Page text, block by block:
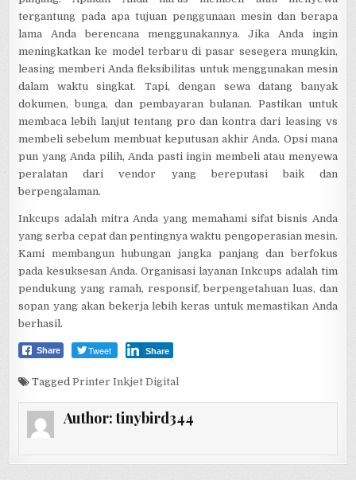
tergantung pada apa tujuan penggunaan mesin dan berapa
lama Anda berencana menggunakannya. Jika Anda ingin
meningkatkan ke model terbaru di pasar sesegera mungkin,
leasing memberi Anda fleksibilitas untuk menggunakan mesin
dalam waktu singkat. Tapi, dengan sewa datang banyak
dokumen, bunga, dan pembayaran bulanan. Pastikan untuk
membaca lebih lanjut tentang pro dan kontra dari leasing vs
membeli sebelum membuat keputusan akhir Anda. Opsi mana
pun yang Anda pilih, Anda pasti ingin membeli atau menyewa
peralatan dari vendor yang bereputasi baik dan
berpengalaman.
Inkcups adalah mitra Anda yang memahami sifat bisnis Anda
yang serba cepat dan pentingnya waktu pengoperasian mesin.
Kami membangun hubungan jangka panjang dan berfokus
pada kesuksesan Anda. Organisasi layanan Inkcups adalah tim
pendukung yang ramah, responsif, berpengetahuan luas, dan
sopan yang akan bekerja lebih keras untuk memastikan Anda
berhasil.
Share Tweet Share
TaggedPrinter Inkjet Digital
Author:tinybird344